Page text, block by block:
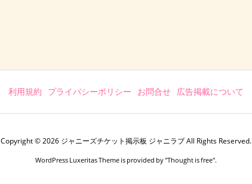
利用規約 プライバシーポリシー お問合せ 広告掲載について
Copyright ©2026 ジャニーズチケット掲示板 ジャニラブAll Rights Reserved.
WordPress Luxeritas Theme is provided by "Thought is free".